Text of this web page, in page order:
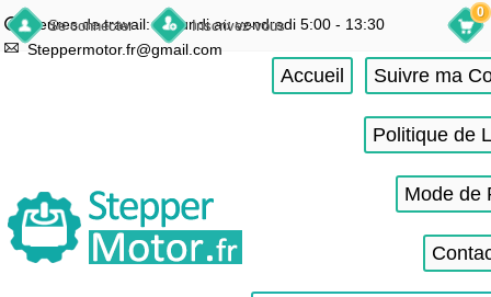
Se connecter Inscrivez-vous
Heures de travail: du lundi au vendredi 5:00 - 13:30
Steppermotor.fr@gmail.com
0
Accueil Suivre ma
Politique de
Mode de